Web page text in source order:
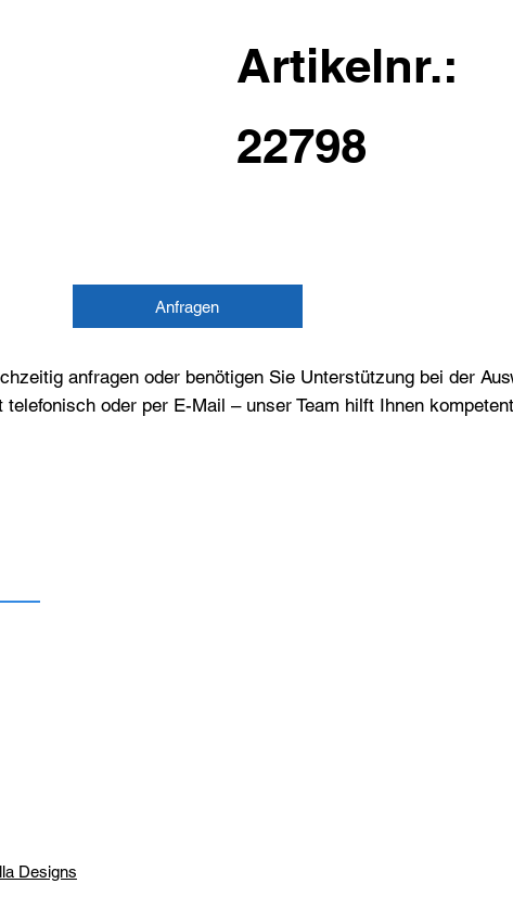
Artikelnr.:
22798
Anfragen
anfragen oder benötigen Sie Unterstützung bei der
oder per E-Mail – unser Team hilft Ihnen
Designs